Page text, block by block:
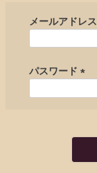
メールアドレス
パスワード